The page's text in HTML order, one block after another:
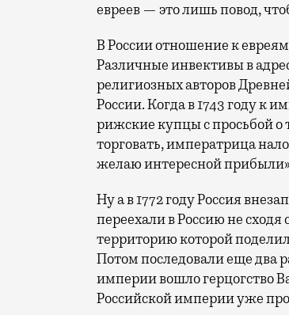
евреев — это лишь повод,
В России отношение к
Различные инвективы в
религиозных авторов
России. Когда в 1743 году к
рижские купцы с просьбой о
торговать, императрица
желаю интересной
Ну а в 1772 году Россия
переехали в Россию не
территорию которой
Потом последовали еще два
империи вошло герцогство
Российской империи уже